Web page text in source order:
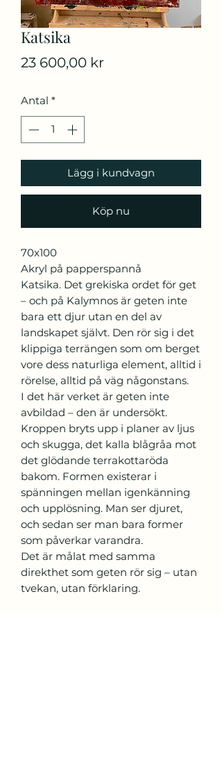
Katsika
23 600,00 krPris
Antal *
Lägg i kundvagn
Köp nu
70x100
Akryl på papperspannå
Katsika. Det grekiska ordet för get
– och på Kalymnos är geten inte
bara ett djur utan en del av
landskapet självt. Den rör sig i det
klippiga terrängen som om berget
vore dess naturliga element, alltid i
rörelse, alltid på väg någonstans.
I det här verket är geten inte
avbildad – den är undersökt.
Kroppen bryts upp i planer av ljus
och skugga, det kalla blågråa mot
det glödande terrakottaröda
bakom. Formen existerar i
spänningen mellan igenkänning
och upplösning. Man ser djuret,
och sedan ser man bara former
som påverkar varandra.
Det är målat med samma
direkthet som geten rör sig – utan
tvekan, utan förklaring.